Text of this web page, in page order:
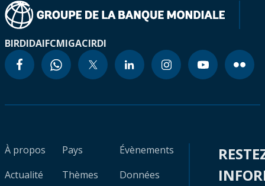
BIRDIDAIFCMIGACIRDI
À propos
Actualité
Pays
Thèmes
Évènements
Données